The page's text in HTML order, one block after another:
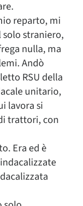
reparto, mi
straniero,
nulla, ma
Andò
RSU della
unitario,
lavora si
trattori, con
Era ed è